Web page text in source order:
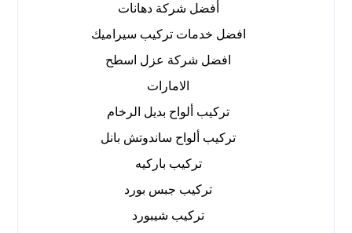
أفضل شركة دهانات
افضل خدمات تركيب سيراميك
افضل شركة عزل اسطح
الامارات
تركيب ألواح بديل الرخام
تركيب ألواح ساندوتش بانل
تركيب باركيه
تركيب جبس بورد
تركيب شيبورد